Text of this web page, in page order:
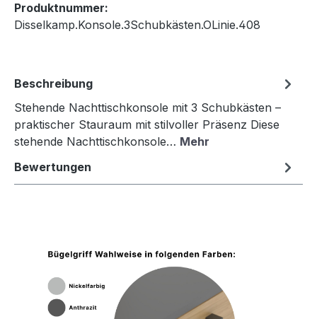
Produktnummer:
Disselkamp.Konsole.3Schubkästen.OLinie.408
Beschreibung
Stehende Nachttischkonsole mit 3 Schubkästen –
praktischer Stauraum mit stilvoller Präsenz Diese
stehende Nachttischkonsole… Mehr
Bewertungen